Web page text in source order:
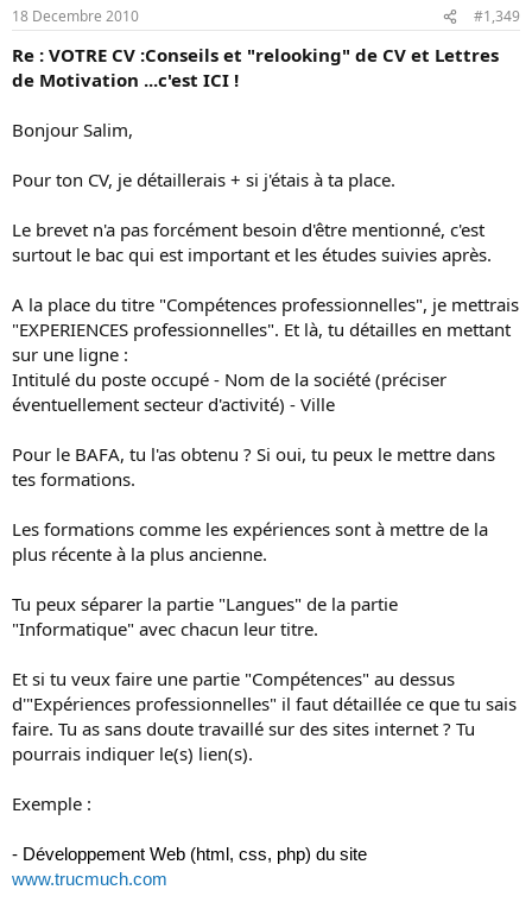
18 Decembre 2010 #1,349
Re : VOTRE CV :Conseils et "relooking" de CV et Lettres
de Motivation ...c'est ICI !
Bonjour Salim,
Pour ton CV, je détaillerais + si j'étais à ta place.
Le brevet n'a pas forcément besoin d'être mentionné, c'est
surtout le bac qui est important et les études suivies après.
A la place du titre "Compétences professionnelles", je mettrais
"EXPERIENCES professionnelles". Et là, tu détailles en mettant
sur une ligne :
Intitulé du poste occupé - Nom de la société (préciser
éventuellement secteur d'activité) - Ville
Pour le BAFA, tu l'as obtenu ? Si oui, tu peux le mettre dans
tes formations.
Les formations comme les expériences sont à mettre de la
plus récente à la plus ancienne.
Tu peux séparer la partie "Langues" de la partie
"Informatique" avec chacun leur titre.
Et si tu veux faire une partie "Compétences" au dessus
d'"Expériences professionnelles" il faut détaillée ce que tu sais
faire. Tu as sans doute travaillé sur des sites internet ? Tu
pourrais indiquer le(s) lien(s).
Exemple :
- Développement Web (html, css, php) du site
www.trucmuch.com